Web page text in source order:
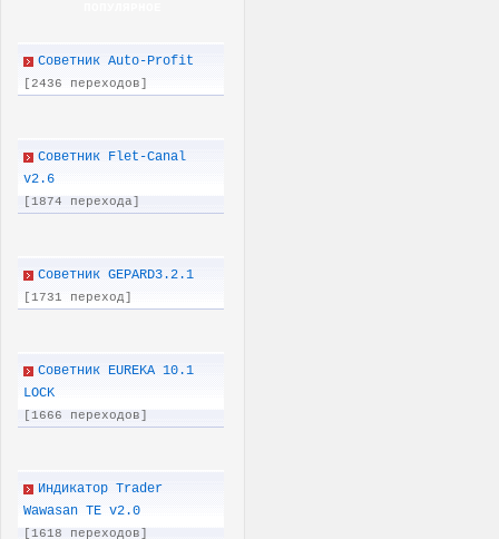
Советник Auto-Profit
[2436 переходов]
Советник Flet-Canal
v2.6
[1874 перехода]
Советник GEPARD3.2.1
[1731 переход]
Советник EUREKA 10.1
LOCK
[1666 переходов]
Индикатор Trader
Wawasan TE v2.0
[1618 переходов]